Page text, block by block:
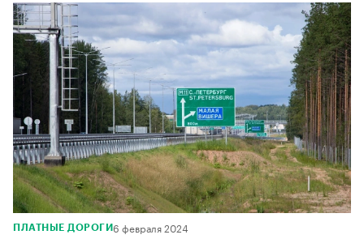
ПЛАТНЫЕ ДОРОГИ6 февраля 2024